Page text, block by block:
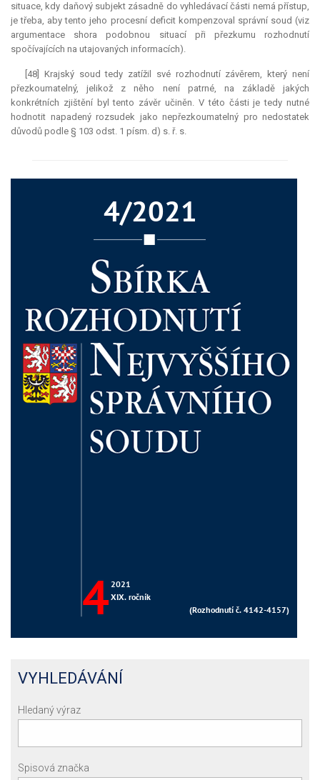
situace, kdy daňový subjekt zásadně do vyhledávací části nemá přístup,
je třeba, aby tento jeho procesní deficitkompenzoval správní soud (viz
argumentace shora podobnou situací při přezkumu rozhodnutí
spočívajících na utajovaných informacích).
[48] Krajský soud tedy zatížil své rozhodnutí závěrem, který není
přezkoumatelný, jelikož z něho není patrné, na základě jakých
konkrétních zjištění byl tento závěr učiněn. V této části je tedy nutné
hodnotit napadený rozsudek jako nepřezkoumatelný pro nedostatek
důvodů podle § 103 odst. 1 písm. d) s. ř. s.
VYHLEDÁVÁNÍ
Hledaný výraz
Spisová značka